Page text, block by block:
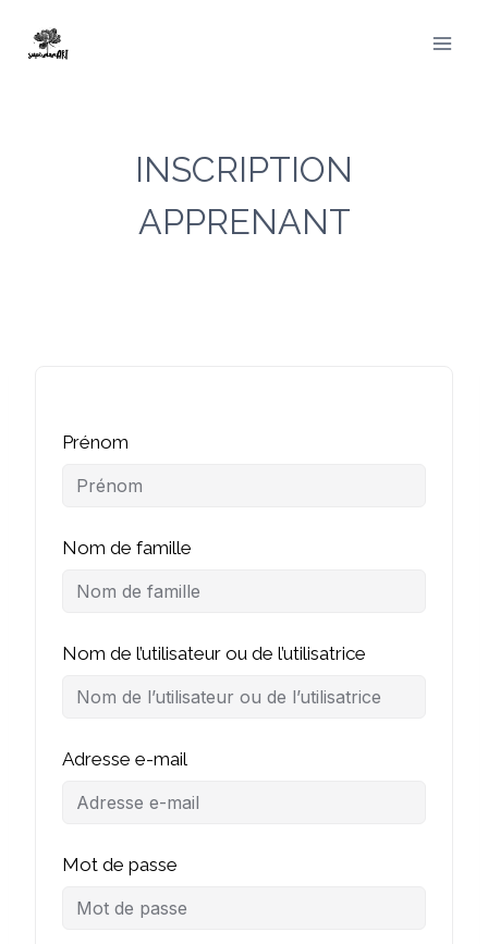
INSCRIPTION
APPRENANT
Prénom
Nom de famille
Nom de l’utilisateur ou de l’utilisatrice
Adresse e-mail
Mot de passe